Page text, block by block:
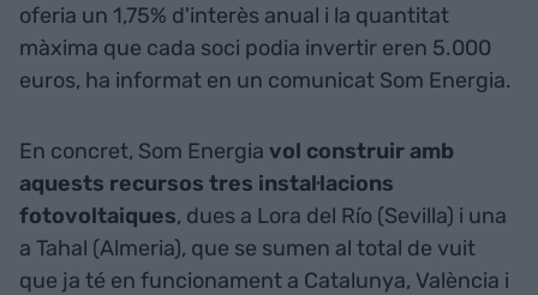
oferia un 1,75% d'interès anual i la quantitat
màxima que cada soci podia invertir eren 5.000
euros, ha informat en un comunicat Som Energia.
En concret, Som Energia vol construir amb
aquests recursos tres instal·lacions
fotovoltaiques, dues a Lora del Río (Sevilla) i una
a Tahal (Almeria), que se sumen al total de vuit
que ja té en funcionament a Catalunya, València i